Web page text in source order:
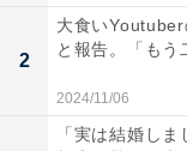
2
大食いYoutuber
と報告。「も
2024/11/06
「実は結婚し